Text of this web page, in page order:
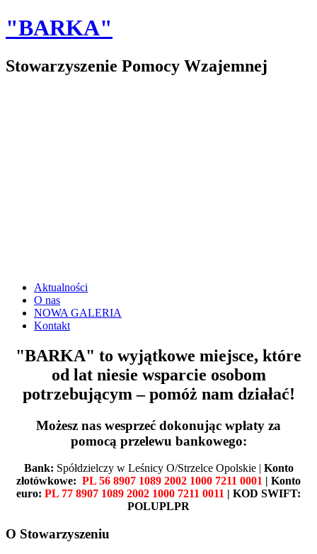
"BARKA"
Stowarzyszenie Pomocy Wzajemnej
Aktualności
O nas
NOWA GALERIA
Kontakt
"BARKA" to wyjątkowe miejsce, które
od lat niesie wsparcie osobom
potrzebującym – pomóż nam działać!
Możesz nas wesprzeć dokonując wpłaty za
pomocą przelewu bankowego:
Bank: Spółdzielczy w Leśnicy O/Strzelce Opolskie | Konto
złotówkowe: PL 56 8907 1089 2002 1000 7211 0001 | Konto
euro: PL 77 8907 1089 2002 1000 7211 0011 | KOD SWIFT:
POLUPLPR
O Stowarzyszeniu